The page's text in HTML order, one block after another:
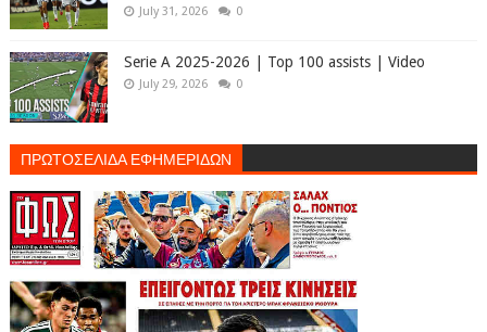
July 31, 2026 0
Serie A 2025-2026 | Top 100 assists | Video
July 29, 2026 0
ΠΡΩΤΟΣΕΛΙΔΑ ΕΦΗΜΕΡΙΔΩΝ